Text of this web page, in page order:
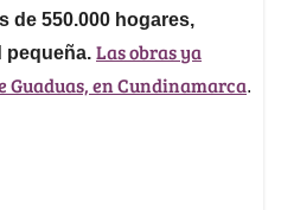
de 550.000 hogares,
pequeña. Las obras ya
Guaduas, en Cundinamarca.